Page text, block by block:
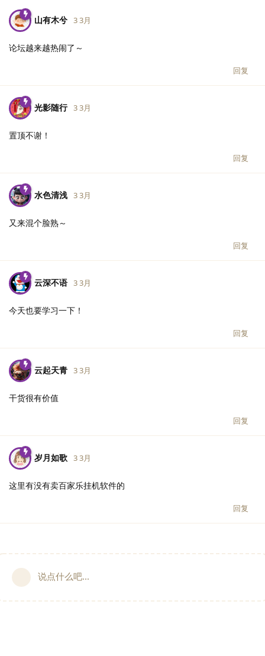
山有木兮 3 3月
论坛越来越热闹了～
回复
光影随行 3 3月
置顶不谢！
回复
水色清浅 3 3月
又来混个脸熟～
回复
云深不语 3 3月
今天也要学习一下！
回复
云起天青 3 3月
干货很有价值
回复
岁月如歌 3 3月
这里有没有卖百家乐挂机软件的
回复
说点什么吧...